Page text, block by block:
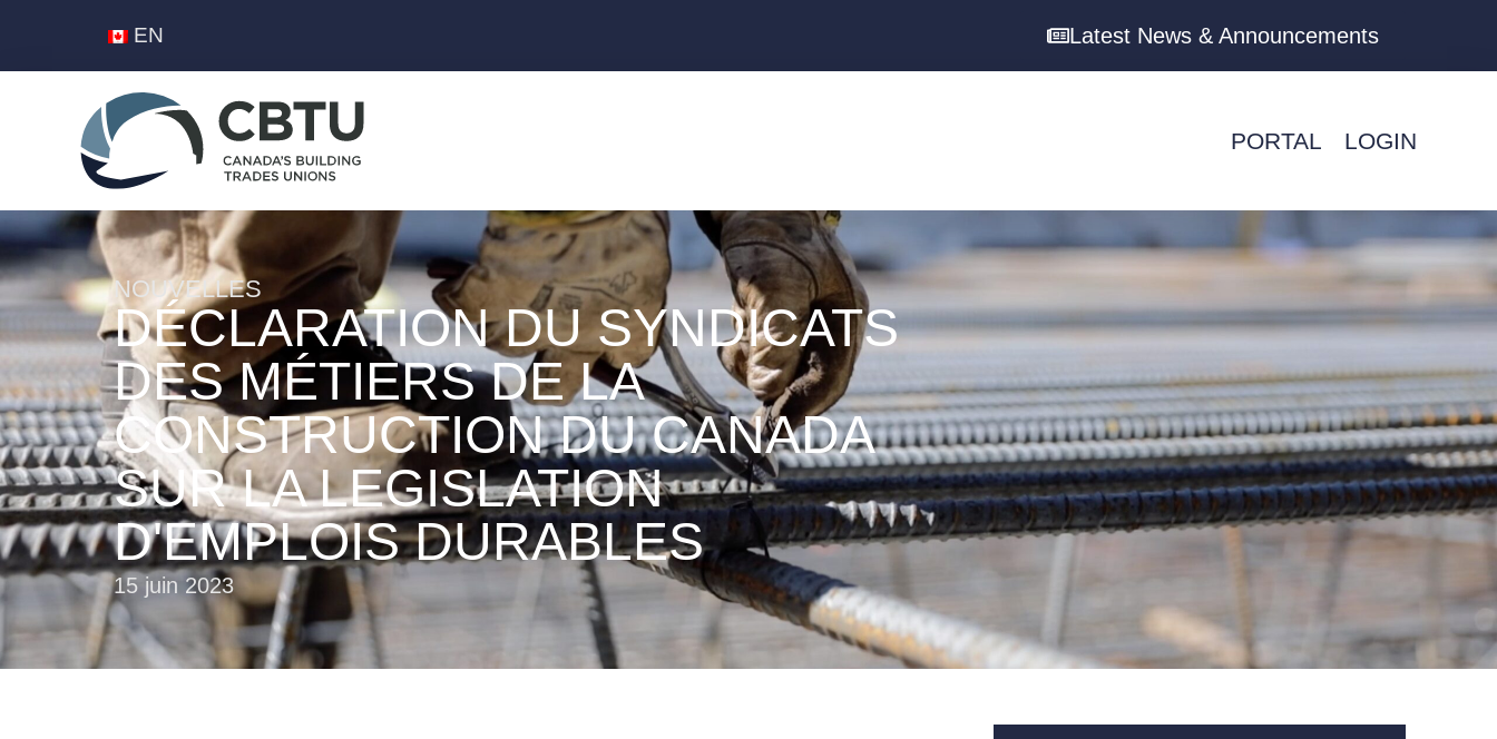
EN Latest News & Announcements
PORTAL LOGIN
NOUVELLES
DÉCLARATION DU SYNDICATS
DES MÉTIERS DE LA
CONSTRUCTION DU CANADA
SUR LA LEGISLATION
D'EMPLOIS DURABLES
15 juin 2023